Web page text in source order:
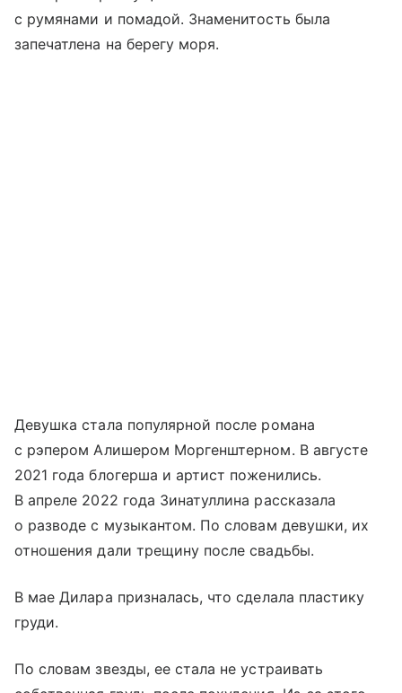
с румянами и помадой. Знаменитость была
запечатлена на берегу моря.
Девушка стала популярной после романа
с рэпером Алишером Моргенштерном. В августе
2021 года блогерша и артист поженились.
В апреле 2022 года Зинатуллина рассказала
о разводе с музыкантом. По словам девушки, их
отношения дали трещину после свадьбы.
В мае Дилара призналась, что сделала пластику
груди.
По словам звезды, ее стала не устраивать